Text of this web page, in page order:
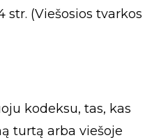
str. (Viešosios tvarkos
kodeksu, tas, kas
turtą arba viešoje